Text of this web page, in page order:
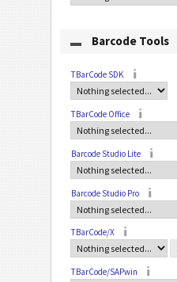
Barcode Tools
TBarCode SDK
TBarCode Office
Barcode Studio Lite
Barcode Studio Pro
TBarCode/X
TBarCode/SAPwin